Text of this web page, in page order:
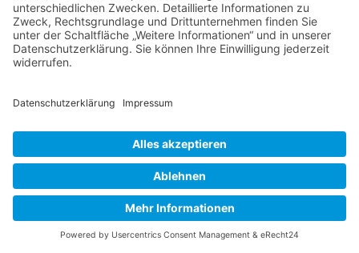
Oper/Operette, Kunstlied, Oratorium,
Musical bis Jazz. Aufgrund ihres breiten
Stimmumfangs und verschiedener
Stimmfarben hat sie viel Spaß und
ein eigenes Gesangsstudio (Workshops in
eigenen Konzerten und Shows. Als
Stimmbildnerin und Gesangspädagogin ist
sie am Staatstheater (Kinderopernchor), an
der FAU Erlangen, Abteilung
Universitätsmusik sowie am Neuen
Gymnasium Nürnberg (Stimmbildung großer